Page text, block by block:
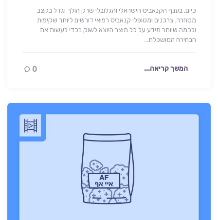
כיום, בענף הקנאביס הישראלי והגלובלי שרק הולך וגדל בקצב
מסחרר, צרכנים ומטופלי קנאביס רפואי דורשים ליותר שקיפות
ולכמה שיותר מידע על כל מוצר היוצא לשוק בכדי לעשות את
הבחירה המושכלת…
המשך קריאה... 0